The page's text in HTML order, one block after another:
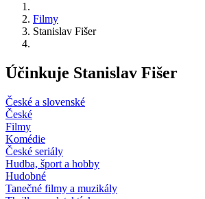
Filmy
Stanislav Fišer
Účinkuje Stanislav Fišer
České a slovenské
České
Filmy
Komédie
České seriály
Hudba, šport a hobby
Hudobné
Tanečné filmy a muzikály